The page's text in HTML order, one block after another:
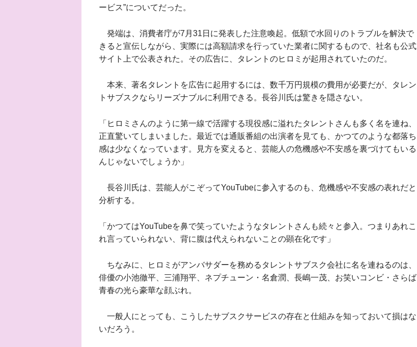
ービス”についてだった。
発端は、消費者庁が7月31日に発表した注意喚起。低額で水回りのトラブルを解決で
きると宣伝しながら、実際には高額請求を行っていた業者に関するもので、社名も公式
サイト上で公表された。その広告に、タレントのヒロミが起用されていたのだ。
本来、著名タレントを広告に起用するには、数千万円規模の費用が必要だが、タレン
トサブスクならリーズナブルに利用できる。長谷川氏は驚きを隠さない。
「ヒロミさんのように第一線で活躍する現役感に溢れたタレントさんも多く名を連ね、
正直驚いてしまいました。最近では通販番組の出演者を見ても、かつてのような都落ち
感は少なくなっています。見方を変えると、芸能人の危機感や不安感を裏づけてもいる
んじゃないでしょうか」
長谷川氏は、芸能人がこぞってYouTubeに参入するのも、危機感や不安感の表れだと
分析する。
「かつてはYouTubeを鼻で笑っていたようなタレントさんも続々と参入。つまりあれこ
れ言っていられない、背に腹は代えられないことの顕在化です」
ちなみに、ヒロミがアンバサダーを務めるタレントサブスク会社に名を連ねるのは、
俳優の小池徹平、三浦翔平、ネプチューン・名倉潤、長嶋一茂、お笑いコンビ・さらば
青春の光ら豪華な顔ぶれ。
一般人にとっても、こうしたサブスクサービスの存在と仕組みを知っておいて損はな
いだろう。